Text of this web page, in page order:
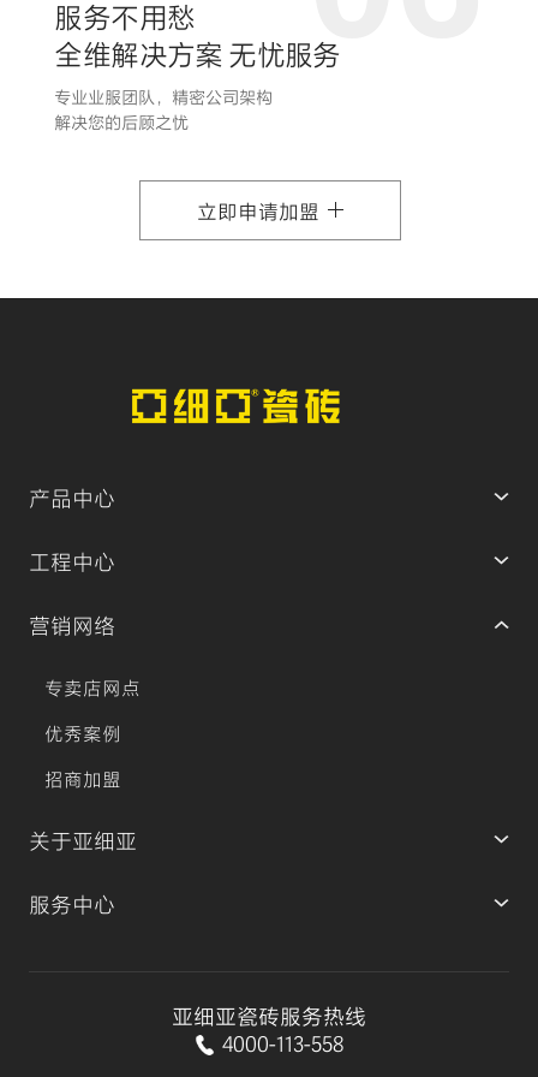
服务不用愁
全维解决方案 无忧服务
专业业服团队，精密公司架构
解决您的后顾之忧
立即申请加盟
产品中心
工程中心
营销网络
专卖店网点
优秀案例
招商加盟
关于亚细亚
服务中心
亚细亚瓷砖服务热线
4000-113-558